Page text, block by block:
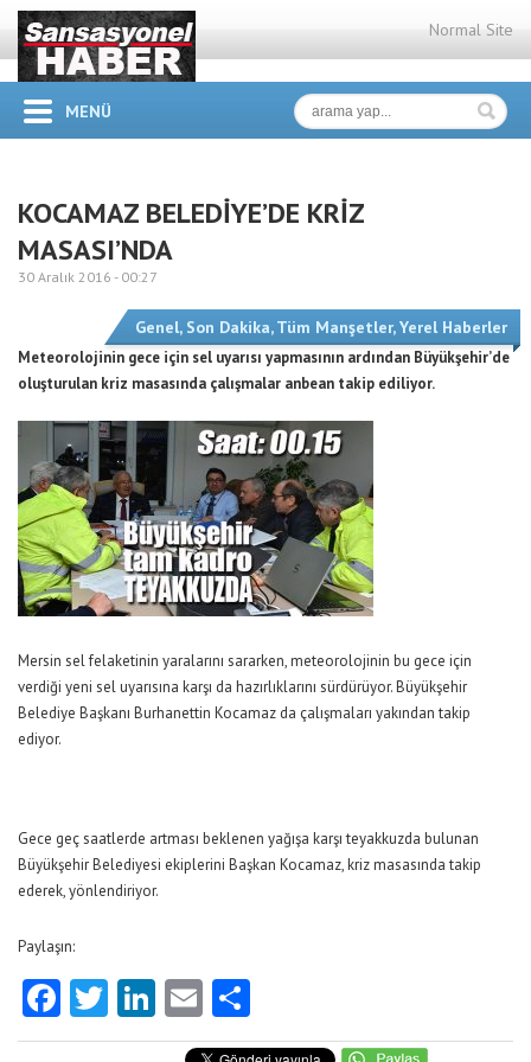
Normal Site
MENÜ
KOCAMAZ BELEDİYE’DE KRİZ
MASASI’NDA
30 Aralık 2016 - 00:27
Genel, Son Dakika,Tüm Manşetler,Yerel Haberler
Meteorolojinin gece için sel uyarısı yapmasının ardından Büyükşehir’de
oluşturulan kriz masasında çalışmalar anbean takip ediliyor.
Mersin sel felaketinin yaralarını sararken, meteorolojinin bu gece için
verdiği yeni sel uyarısına karşı da hazırlıklarını sürdürüyor. Büyükşehir
Belediye Başkanı Burhanettin Kocamaz da çalışmaları yakından takip
ediyor.
Gece geç saatlerde artması beklenen yağışa karşı teyakkuzda bulunan
Büyükşehir Belediyesi ekiplerini Başkan Kocamaz, kriz masasında takip
ederek, yönlendiriyor.
Paylaşın:
Facebook
Twitter
LinkedIn
Email